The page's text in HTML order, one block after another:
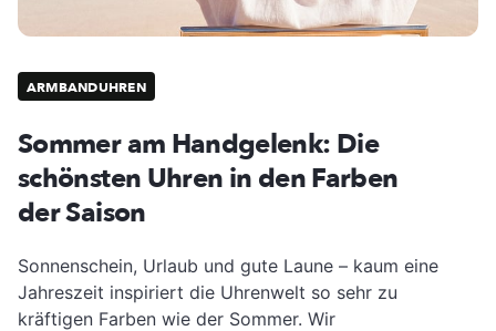
ARMBANDUHREN
Sommer am Handgelenk: Die
schönsten Uhren in den Farben
der Saison
Sonnenschein, Urlaub und gute Laune – kaum eine
Jahreszeit inspiriert die Uhrenwelt so sehr zu
kräftigen Farben wie der Sommer. Wir